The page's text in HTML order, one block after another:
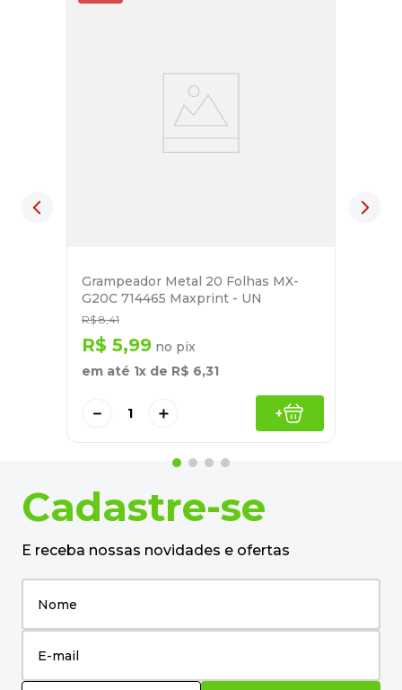
Grampeador Metal 20 Folhas MX-
G20C 714465 Maxprint - UN
R$ 8,41
R$ 5,99 no pix
em até 1x de R$ 6,31
＋
－ +
Cadastre-se
E receba nossas novidades e ofertas